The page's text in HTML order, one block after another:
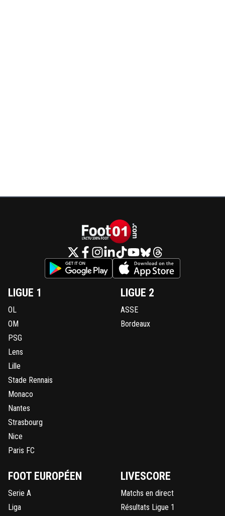
LIGUE 1
OL
OM
PSG
Lens
Lille
Stade Rennais
Monaco
Nantes
Strasbourg
Nice
Paris FC
LIGUE 2
ASSE
Bordeaux
FOOT EUROPÉEN
Serie A
Liga
LIVESCORE
Matchs en direct
Résultats Ligue 1